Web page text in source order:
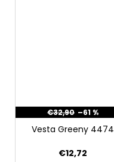
€32,90 –61 %
Vesta Greeny 4474
€12,72